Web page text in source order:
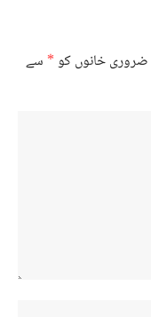
ضروری خانوں کو* سے